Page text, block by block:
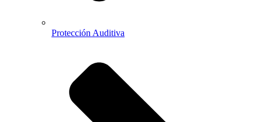
Protección Auditiva